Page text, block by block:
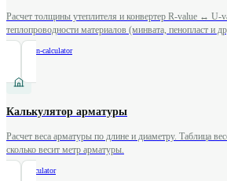
Расчет толщины утеплителя и конвертер R-value ↔ U-
теплопроводности материалов (минвата, пенопласт и
insulation-calculator
Калькулятор арматуры
Расчет веса арматуры по длине и диаметру. Таблица
сколько весит метр арматуры.
rebar-calculator